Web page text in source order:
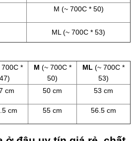
M (~ 700C * 50)
ML (~ 700C * 53)
700C *
47)
M (~ 700C *
50)
ML (~ 700C *
53)
cm 50 cm 53 cm
cm 55 cm 56.5 cm